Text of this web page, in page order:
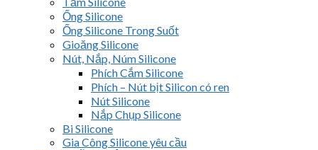
Ống Silicone
Ống Silicone Trong Suốt
Gioăng Silicone
Nút, Nắp, Núm Silicone
Phích Cắm Silicone
Phích – Nút bịt Silicon có ren
Nút Silicone
Nắp Chụp Silicone
Bi Silicone
Gia Công Silicone yêu cầu